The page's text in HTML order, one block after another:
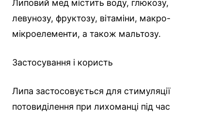
Липовий мед містить воду, глюкозу,
левунозу, фруктозу, вітаміни, макро-
мікроелементи, а також мальтозу.
Застосування і користь
Липа застосовується для стимуляції
потовиділення при лихоманці під час